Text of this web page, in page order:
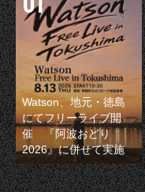
Watson、地元・徳島
にてフリーライブ開
催 『阿波おどり
2026』に併せて実施